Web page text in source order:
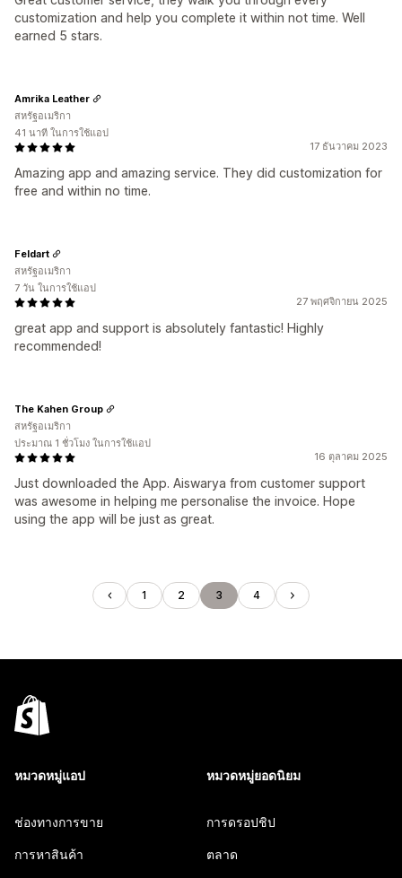
customization and help you complete it within not time. Well
earned 5 stars.
17 ธันวาคม 2023
Amazing app and amazing service. They did customization for
free and within no time.
Amrika Leather
สหรัฐอเมริกา
41 นาที ในการใช้แอป
27 พฤศจิกายน 2025
great app and support is absolutely fantastic! Highly
recommended!
Feldart
สหรัฐอเมริกา
7 วัน ในการใช้แอป
16 ตุลาคม 2025
Just downloaded the App. Aiswarya from customer support
was awesome in helping me personalise the invoice. Hope
using the app will be just as great.
The Kahen Group
สหรัฐอเมริกา
ประมาณ 1 ชั่วโมง ในการใช้แอป
1 2 3 4
หมวดหมู่แอป
ช่องทางการขาย
การหาสินค้า
หมวดหมู่ยอดนิยม
การดรอปชิป
ตลาด